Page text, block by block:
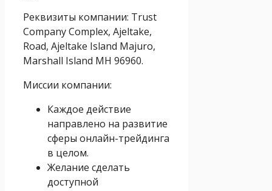
Реквизиты компании: Trust
Company Complex, Ajeltake,
Road, Ajeltake Island Majuro,
Marshall Island MH 96960.
Миссии компании:
Каждое действие
направлено на развитие
сферы онлайн-трейдинга
в целом.
Желание сделать
доступной